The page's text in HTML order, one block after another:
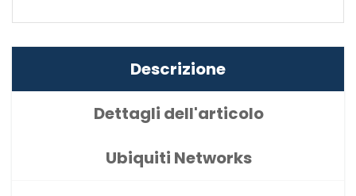
Descrizione
Dettagli dell'articolo
Ubiquiti Networks